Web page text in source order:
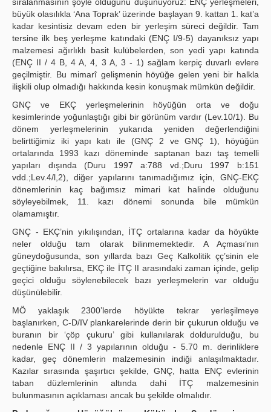
büyük olasılıkla ‘Ana Toprak’ üzerinde başlayan 9. kattan 1. kat’a
kadar kesintisiz devam eden bir yerleşim süreci değildir. Tam
tersine ilk beş yerleşme katındaki (ENÇ I/9-5) dayanıksız yapı
malzemesi ağırlıklı basit kulübelerden, son yedi yapı katında
(ENÇ II / 4 B, 4 A, 4, 3 A, 3 - 1) sağlam kerpiç duvarlı evlere
geçilmiştir. Bu mimarî gelişmenin höyüğe gelen yeni bir halkla
ilişkili olup olmadığı hakkında kesin konuşmak mümkün değildir.
GNÇ ve EKÇ yerleşmelerinin höyüğün orta ve doğu
kesimlerinde yoğunlaştığı gibi bir görünüm vardır (Lev.10/1). Bu
dönem yerleşmelerinin yukarıda yeniden değerlendiğini
belirttiğimiz iki yapı katı ile (GNÇ 2 ve GNÇ 1), höyüğün
ortalarında 1993 kazı döneminde saptanan bazı taş temelli
yapıları dışında (Duru 1997 a:788 vd.;Duru 1997 b:151
vdd.;Lev.4/l,2), diğer yapılarını tanımadığımız için, GNÇ-EKÇ
dönemlerinin kaç bağımsız mimari kat halinde olduğunu
söyleyebilmek, 11. kazı dönemi sonunda bile mümkün
olamamıştır.
GNÇ - EKÇ’nin yıkılışından, İTÇ ortalarına kadar da höyükte
neler olduğu tam olarak bilinmemektedir. A Açması’nın
güneydoğusunda, son yıllarda bazı Geç Kalkolitik çç’sinin ele
geçtiğine bakılırsa, EKÇ ile İTÇ II arasındaki zaman içinde, gelip
geçici olduğu söylenebilecek bazı yerleşmelerin var olduğu
düşünülebilir.
MÖ yaklaşık 2300’lerde höyükte tekrar yerleşilmeye
başlanırken, C-D/IV plankarelerinde derin bir çukurun olduğu ve
buranın bir ‘çöp çukuru’ gibi kullanılarak doldurulduğu, bu
nedenle ENÇ II / 3 yapılarının olduğu - 5.70 m. derinliklere
kadar, geç dönemlerin malzemesinin indiği anlaşılmaktadır.
Kazılar sırasında şaşırtıcı şekilde, GNÇ, hatta ENÇ evlerinin
taban düzlemlerinin altında dahi İTÇ malzemesinin
bulunmasının açıklaması ancak bu şekilde olmalıdır.